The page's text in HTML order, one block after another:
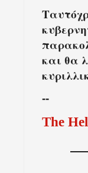
και θα
--
The